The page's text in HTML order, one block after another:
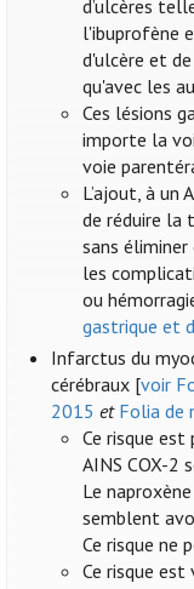
d’ulcères
l'ibuprofène
d'ulcère et
qu'avec les
Ces lésions
importe la
voie
L’ajout, à un
de réduire la
sans
les
ou
gastrique et
Infarctus du
cérébraux [voir
2015 et Folia de
Ce risque
AINS COX-2
Le
semblent
Ce risque ne
Ce risque